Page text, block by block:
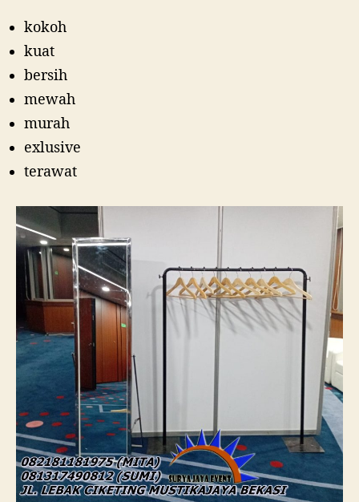
kokoh
kuat
bersih
mewah
murah
exlusive
terawat